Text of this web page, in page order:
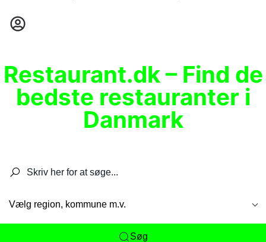
Restaurant.dk – Find de
bedste restauranter i
Danmark
Vælg region, kommune m.v.
Søg